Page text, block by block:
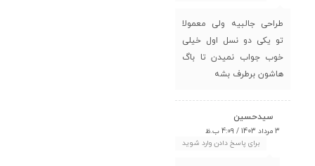
طراحی جالبیه ولی معمولا
تو یکی دو نسل اول خیلی
خوب جواب نمیدن تا باگ
هاشون برطرف بشه
سیدحسین
3 مرداد 1403 / 4:09 ب.ظ
برای پاسخ دادن وارد شوید